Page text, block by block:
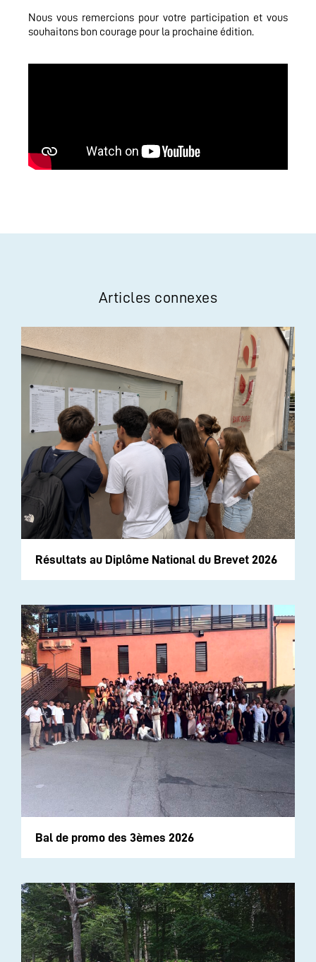
Nous vous remercions pour votre participation et vous
souhaitons bon courage pour la prochaine édition.
Articles connexes
Résultats au Diplôme National du Brevet 2026
Bal de promo des 3èmes 2026